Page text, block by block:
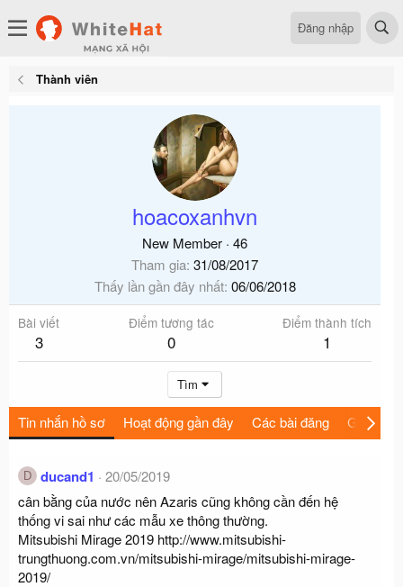
Đăng nhập
Thành viên
hoacoxanhvn
New Member · 46
Tham gia 31/08/2017
Thấy lần gần đây nhất 06/06/2018
Bài viết
3
Điểm tương tác
0
Điểm thành tích
1
Tìm
Tin nhắn hồ sơ Hoạt động gần đây Các bài đăng Giới thiệu
D ducand1
20/05/2019
cân bằng của nước nên Azaris cũng không cần đến hệ
thống vi sai như các mẫu xe thông thường.
Mitsubishi Mirage 2019 http://www.mitsubishi-
trungthuong.com.vn/mitsubishi-mirage/mitsubishi-mirage-
2019/